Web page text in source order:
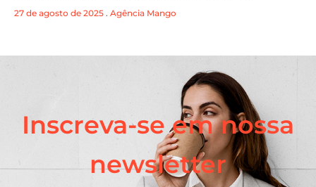
27 de agosto de 2025 . Agência Mango
Inscreva-se em nossa
newsletter